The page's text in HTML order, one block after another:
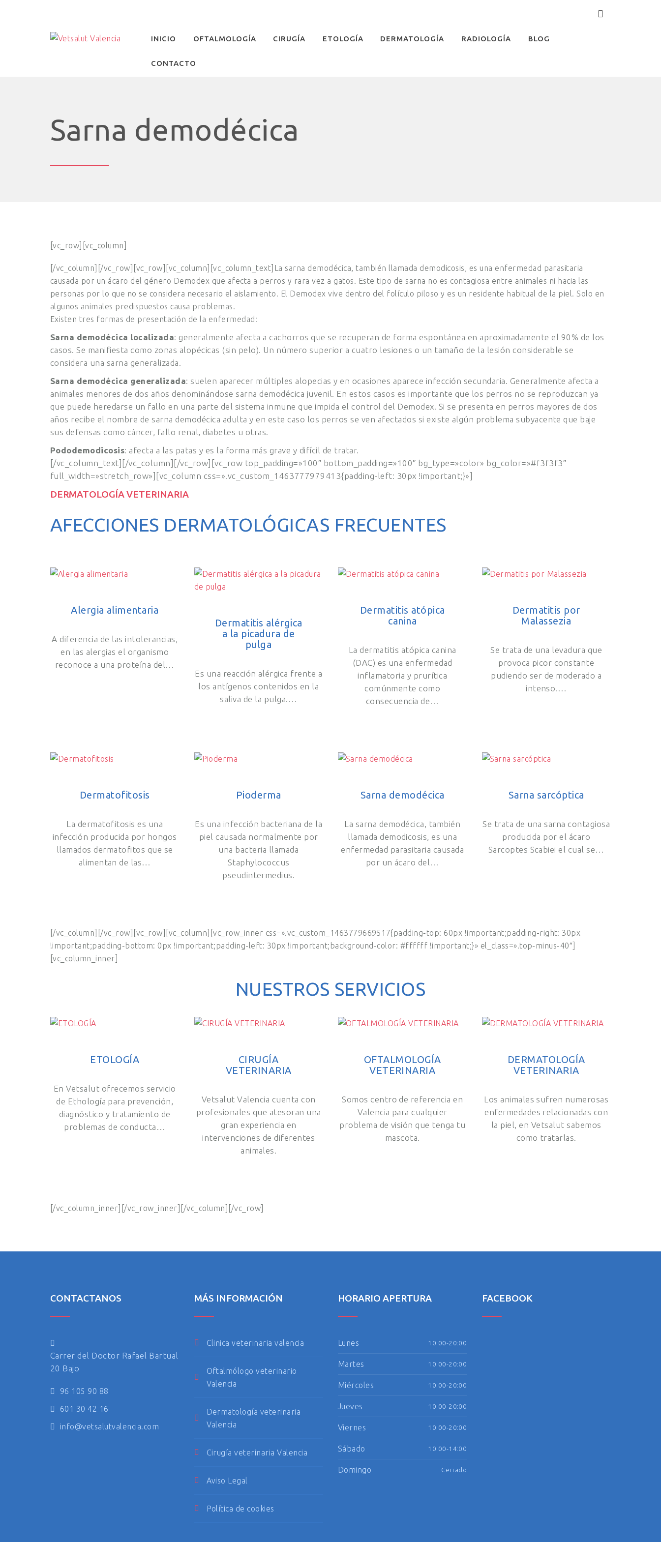
INICIO OFTALMOLOGÍA CIRUGÍA ETOLOGÍA DERMATOLOGÍA RADIOLOGÍA BLOG
CONTACTO
Sarna demodécica
[vc_row][vc_column]
[/vc_column][/vc_row][vc_row][vc_column][vc_column_text]La sarna demodécica, también llamada demodicosis, es una enfermedad parasitaria
causada por un ácaro del género Demodex que afecta a perros y rara vez a gatos. Este tipo de sarna no es contagiosa entre animales ni hacia las
personas por lo que no se considera necesario el aislamiento. El Demodex vive dentro del folículo piloso y es un residente habitual de la piel. Solo en
algunos animales predispuestos causa problemas.
Existen tres formas de presentación de la enfermedad:
Sarna demodécica localizada: generalmente afecta a cachorros que se recuperan de forma espontánea en aproximadamente el 90% de los
casos. Se manifiesta como zonas alopécicas (sin pelo). Un número superior a cuatro lesiones o un tamaño de la lesión considerable se
considera una sarna generalizada.
Sarna demodécica generalizada: suelen aparecer múltiples alopecias y en ocasiones aparece infección secundaria. Generalmente afecta a
animales menores de dos años denominándose sarna demodécica juvenil. En estos casos es importante que los perros no se reproduzcan ya
que puede heredarse un fallo en una parte del sistema inmune que impida el control del Demodex. Si se presenta en perros mayores de dos
años recibe el nombre de sarna demodécica adulta y en este caso los perros se ven afectados si existe algún problema subyacente que baje
sus defensas como cáncer, fallo renal, diabetes u otras.
Pododemodicosis: afecta a las patas y es la forma más grave y difícil de tratar.
[/vc_column_text][/vc_column][/vc_row][vc_row top_padding=»100″ bottom_padding=»100″ bg_type=»color» bg_color=»#f3f3f3″
full_width=»stretch_row»][vc_column css=».vc_custom_1463777979413{padding-left: 30px !important;}»]
DERMATOLOGÍA VETERINARIA
AFECCIONES DERMATOLÓGICAS FRECUENTES
Alergia alimentaria
A diferencia de las intolerancias,
en las alergias el organismo
reconoce a una proteína del…
Dermatitis alérgica
a la picadura de
pulga
Es una reacción alérgica frente a
los antígenos contenidos en la
saliva de la pulga.…
Dermatitis atópica
canina
La dermatitis atópica canina
(DAC) es una enfermedad
inflamatoria y prurítica
comúnmente como
consecuencia de…
Dermatitis por
Malassezia
Se trata de una levadura que
provoca picor constante
pudiendo ser de moderado a
intenso.…
Dermatofitosis
La dermatofitosis es una
infección producida por hongos
llamados dermatofitos que se
alimentan de las…
Pioderma
Es una infección bacteriana de la
piel causada normalmente por
una bacteria llamada
Staphylococcus
pseudintermedius.
Sarna demodécica
La sarna demodécica, también
llamada demodicosis, es una
enfermedad parasitaria causada
por un ácaro del…
Sarna sarcóptica
Se trata de una sarna contagiosa
producida por el ácaro
Sarcoptes Scabiei el cual se…
[/vc_column][/vc_row][vc_row][vc_column][vc_row_inner css=».vc_custom_1463779669517{padding-top: 60px !important;padding-right: 30px
!important;padding-bottom: 0px !important;padding-left: 30px !important;background-color: #ffffff !important;}» el_class=».top-minus-40″]
[vc_column_inner]
NUESTROS SERVICIOS
ETOLOGÍA
En Vetsalut ofrecemos servicio
de Ethología para prevención,
diagnóstico y tratamiento de
problemas de conducta…
CIRUGÍA
VETERINARIA
Vetsalut Valencia cuenta con
profesionales que atesoran una
gran experiencia en
intervenciones de diferentes
animales.
OFTALMOLOGÍA
VETERINARIA
Somos centro de referencia en
Valencia para cualquier
problema de visión que tenga tu
mascota.
DERMATOLOGÍA
VETERINARIA
Los animales sufren numerosas
enfermedades relacionadas con
la piel, en Vetsalut sabemos
como tratarlas.
[/vc_column_inner][/vc_row_inner][/vc_column][/vc_row]
CONTACTANOS
Carrer del Doctor Rafael Bartual
20 Bajo
96 105 90 88
601 30 42 16
info@vetsalutvalencia.com
MÁS INFORMACIÓN
Clinica veterinaria valencia
Oftalmólogo veterinario
Valencia
Dermatología veterinaria
Valencia
Cirugía veterinaria Valencia
Aviso Legal
Política de cookies
HORARIO APERTURA
Lunes 10:00-20:00
Martes 10:00-20:00
Miércoles 10:00-20:00
Jueves 10:00-20:00
Viernes 10:00-20:00
Sábado 10:00-14:00
Domingo Cerrado
FACEBOOK